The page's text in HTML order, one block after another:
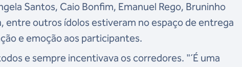
Santos, Caio Bonfim, Emanuel Rego, Bruninho
entre outros ídolos estiveram no espaço de entrega
e emoção aos participantes.
e sempre incentivava os corredores. "´É uma